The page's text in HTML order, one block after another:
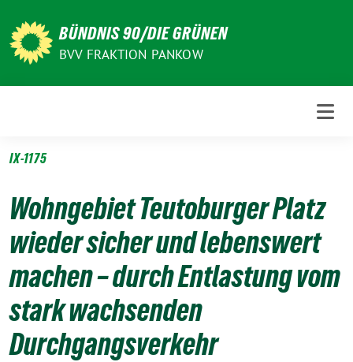
zum
Inhalt
BÜNDNIS 90/DIE GRÜNEN
BVV FRAKTION PANKOW
IX-1175
Wohngebiet Teutoburger Platz
wieder sicher und lebenswert
machen – durch Entlastung vom
stark wachsenden
Durchgangsverkehr